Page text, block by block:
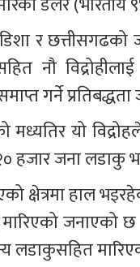
र छत्तीसगढको
नौ
गर्ने
यो
हजार जना लडाकु
क्षेत्रमा हाल
मारिएको
लडाकुसहित